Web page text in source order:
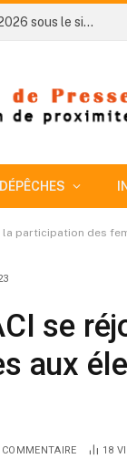
Côte d’Ivoire-AIP/ Bodokro célèbre l’indépendance 2026 sous le signe de l’excellence scolaire
DÉPÊCHES
la participation des
se
aux
18